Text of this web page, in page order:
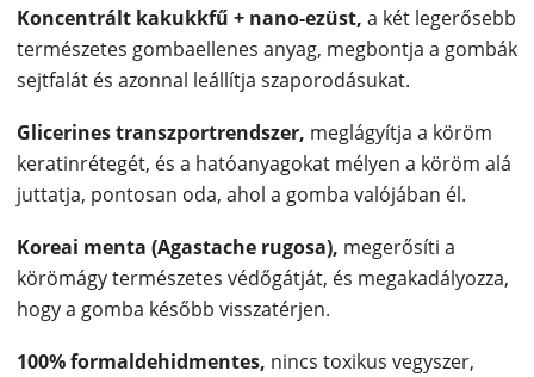
Koncentrált kakukkfű + nano-ezüst, a két legerősebb
természetes gombaellenes anyag, megbontja a gombák
sejtfalát és azonnal leállítja szaporodásukat.
Glicerines transzportrendszer, meglágyítja a köröm
keratinrétegét, és a hatóanyagokat mélyen a köröm alá
juttatja, pontosan oda, ahol a gomba valójában él.
Koreai menta (Agastache rugosa), megerősíti a
körömágy természetes védőgátját, és megakadályozza,
hogy a gomba később visszatérjen.
100% formaldehidmentes, nincs toxikus vegyszer,